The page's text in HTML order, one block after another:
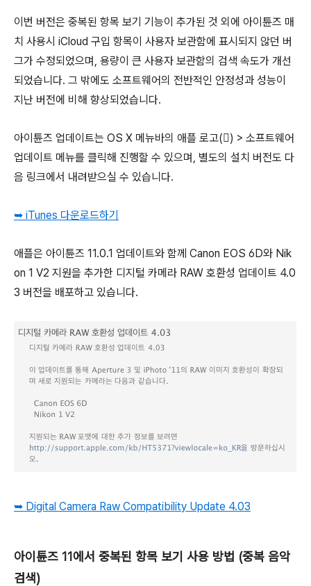
이번 버전은 중복된 항목 보기 기능이 추가된 것 외에 아이튠즈 매
치 사용시 iCloud 구입 항목이 사용자 보관함에 표시되지 않던 버
그가 수정되었으며, 용량이 큰 사용자 보관함의 검색 속도가 개선
되었습니다. 그 밖에도 소프트웨어의 전반적인 안정성과 성능이
지난 버전에 비해 향상되었습니다.
아이튠즈 업데이트는 OS X 메뉴바의 애플 로고() > 소프트웨어
업데이트 메뉴를 클릭해 진행할 수 있으며, 별도의 설치 버전도 다
음 링크에서 내려받으실 수 있습니다.
➥ iTunes 다운로드하기
애플은 아이튠즈 11.0.1 업데이트와 함께 Canon EOS 6D와 Nik
on 1 V2 지원을 추가한 디지털 카메라 RAW 호환성 업데이트 4.0
3 버전을 배포하고 있습니다.
➥ Digital Camera Raw Compatibility Update 4.03
아이튠즈 11에서 중복된 항목 보기 사용 방법 (중복 음악
검색)